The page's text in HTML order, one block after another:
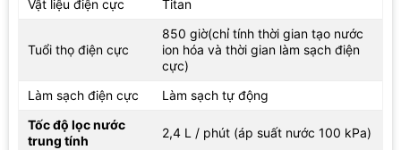
đúng phạm vi dữ liệu là tạo được 3 chế độ nước kiềm.
Vật liệu điện cực Titan
Tuổi thọ điện cực
850 giờ(chỉ tính thời gian tạo nước
ion hóa và thời gian làm sạch điện
cực)
Làm sạch điện cực
Làm sạch tự động
Tốc độ lọc nước
trung tính
2,4 L / phút (áp suất nước 100 kPa)